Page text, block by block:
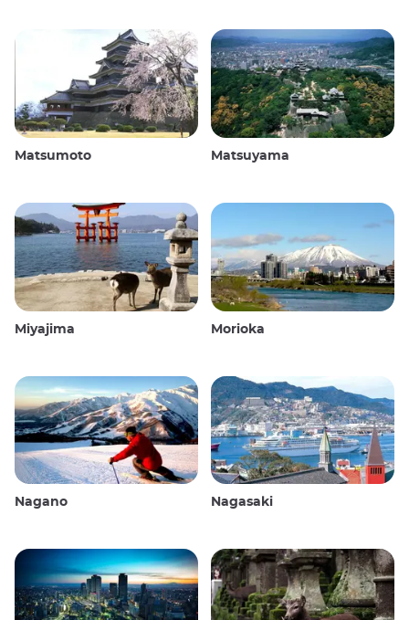
Matsumoto Matsuyama
Miyajima Morioka
Nagano Nagasaki